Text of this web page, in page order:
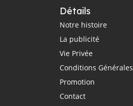
Détails
Notre histoire
La publicité
Vie Privée
Conditions Générales
Promotion
Contact